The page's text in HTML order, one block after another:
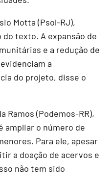
Motta (Psol-RJ),
texto. A expansão de
e a redução de
a
do projeto, disse o
Ramos (Podemos-RR),
ampliar o número de
Para ele, apesar
a doação de acervos e
não tem sido